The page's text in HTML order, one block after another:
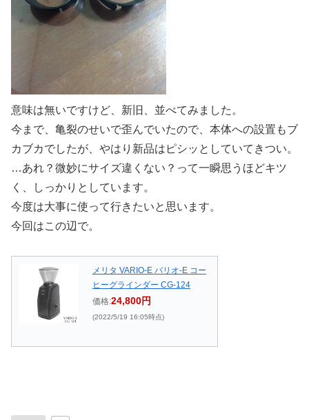
意味は無いですけど、新旧、並べてみました。
今まで、亀裂のせいで歪んでいたので、本体への設置もブ
カブカでしたが、やはり新品はピシッとしていてきつい。
…あれ？微妙にサイズ違くない？って一瞬思うほどキツ
く、しっかりとしています。
今度は大事に使って行きたいと思います。
今回はこの辺で。
メリタ VARIO-E バリオ-E コー
ヒーグラインダー CG-124
価格:24,800円
(2022/5/19 16:05時点)